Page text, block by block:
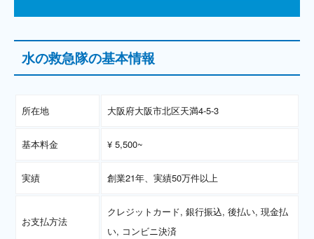
水の救急隊の基本情報
所在地 大阪府大阪市北区天満4-5-3
基本料金 ¥ 5,500~
実績 創業21年、実績50万件以上
お支払方法
クレジットカード, 銀行振込, 後払い, 現金払
い, コンビニ決済